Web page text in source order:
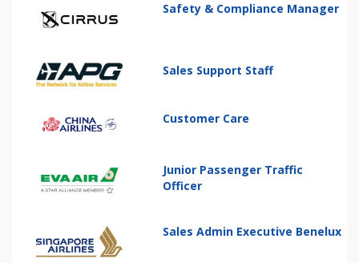
Safety & Compliance Manager
Sales Support Staff
Customer Care
Junior Passenger Traffic
Officer
Sales Admin Executive Benelux